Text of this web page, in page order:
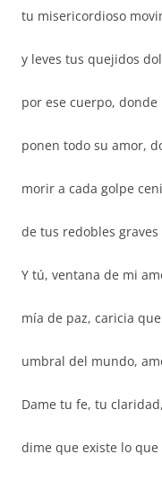
tu misericordioso
y leves tus quejidos
por ese cuerpo, donde
ponen todo su amor,
morir a cada golpe
de tus redobles
Y tú, ventana de mi
mía de paz, caricia
umbral del mundo,
Dame tu fe, tu
dime que existe lo que